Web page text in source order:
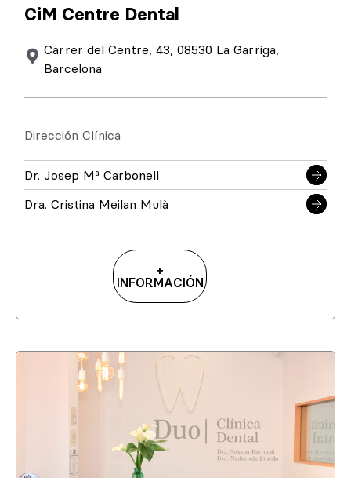
CiM Centre Dental
Carrer del Centre, 43, 08530 La Garriga,
Barcelona
Dirección Clínica
Dr. Josep Mª Carbonell
Dra. Cristina Meilan Mulà
+
INFORMACIÓN